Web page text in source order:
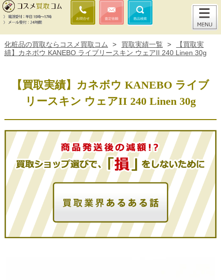
化粧品の買取ならコスメ買取コム > 買取実績一覧 >
【買取実
績】カネボウ KANEBO ライブリースキン ウェアII 240 Linen 30g
【買取実績】カネボウ KANEBO ライブ
リースキン ウェアII 240 Linen 30g